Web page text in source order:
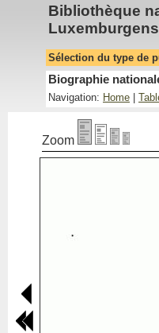
Bibliothèque
Sélection du type de
Biographie
Navigation: Home
Zoom